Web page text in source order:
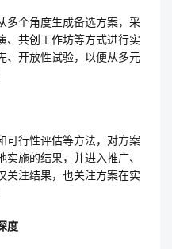
多个角度生成备选方案，采
、共创工作坊等方式进行实
、开放性试验，以便从多元
可行性评估等方法，对方案
施的结果，并进入推广、
关注结果，也关注方案在实
度